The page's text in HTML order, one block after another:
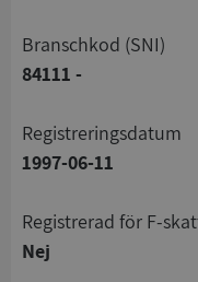
branschkod (SNI)
84111 -
registreringsdatum
1997-06-11
registrerad för F-
Nej